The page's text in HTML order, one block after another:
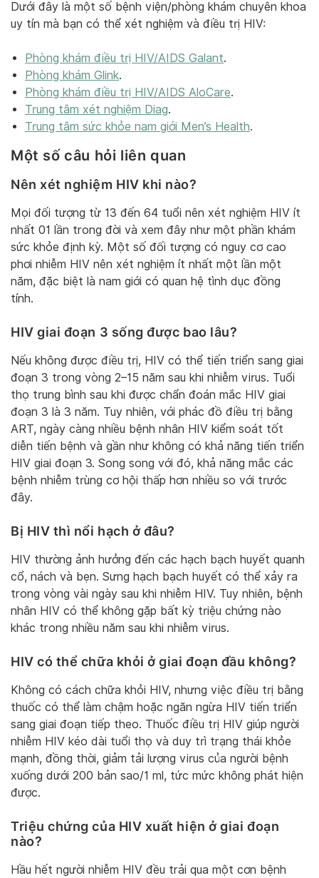
Dưới đây là một số bệnh viện/phòng khám chuyên khoa
uy tín mà bạn có thể xét nghiệm và điều trị HIV:
Phòng khám điều trị HIV/AIDS Galant.
Phòng khám Glink.
Phòng khám điều trị HIV/AIDS AloCare.
Trung tâm xét nghiệm Diag.
Trung tâm sức khỏe nam giới Men’s Health.
Một số câu hỏi liên quan
Nên xét nghiệm HIV khi nào?
Mọi đối tượng từ 13 đến 64 tuổi nên xét nghiệm HIV ít
nhất 01 lần trong đời và xem đây như một phần khám
sức khỏe định kỳ. Một số đối tượng có nguy cơ cao
phơi nhiễm HIV nên xét nghiệm ít nhất một lần một
năm, đặc biệt là nam giới có quan hệ tình dục đồng
tính.
HIV giai đoạn 3 sống được bao lâu?
Nếu không được điều trị, HIV có thể tiến triển sang giai
đoạn 3 trong vòng 2–15 năm sau khi nhiễm virus. Tuổi
thọ trung bình sau khi được chẩn đoán mắc HIV giai
đoạn 3 là 3 năm. Tuy nhiên, với phác đồ điều trị bằng
ART, ngày càng nhiều bệnh nhân HIV kiểm soát tốt
diễn tiến bệnh và gần như không có khả năng tiến triển
HIV giai đoạn 3. Song song với đó, khả năng mắc các
bệnh nhiễm trùng cơ hội thấp hơn nhiều so với trước
đây.
Bị HIV thì nổi hạch ở đâu?
HIV thường ảnh hưởng đến các hạch bạch huyết quanh
cổ, nách và bẹn. Sưng hạch bạch huyết có thể xảy ra
trong vòng vài ngày sau khi nhiễm HIV. Tuy nhiên, bệnh
nhân HIV có thể không gặp bất kỳ triệu chứng nào
khác trong nhiều năm sau khi nhiễm virus.
HIV có thể chữa khỏi ở giai đoạn đầu không?
Không có cách chữa khỏi HIV, nhưng việc điều trị bằng
thuốc có thể làm chậm hoặc ngăn ngừa HIV tiến triển
sang giai đoạn tiếp theo. Thuốc điều trị HIV giúp người
nhiễm HIV kéo dài tuổi thọ và duy trì trạng thái khỏe
mạnh, đồng thời, giảm tải lượng virus của người bệnh
xuống dưới 200 bản sao/1 ml, tức mức không phát hiện
được.
Triệu chứng của HIV xuất hiện ở giai đoạn
nào?
Hầu hết người nhiễm HIV đều trải qua một cơn bệnh